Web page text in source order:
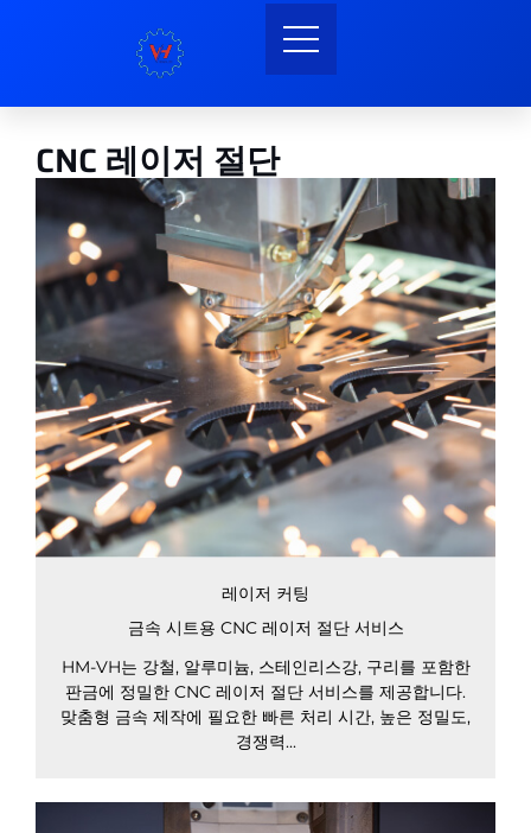
CNC 레이저 절단
레이저 커팅
금속 시트용 CNC 레이저 절단 서비스
HM-VH는 강철, 알루미늄, 스테인리스강, 구리를 포함한
판금에 정밀한 CNC 레이저 절단 서비스를 제공합니다.
맞춤형 금속 제작에 필요한 빠른 처리 시간, 높은 정밀도,
경쟁력...